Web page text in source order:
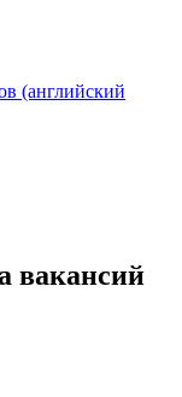
(английский
вакансий